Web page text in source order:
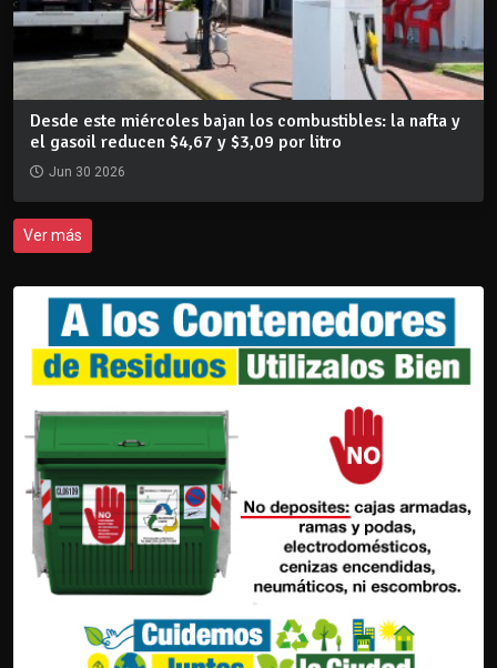
Desde este miércoles bajan los combustibles: la nafta y
el gasoil reducen $4,67 y $3,09 por litro
Jun 30 2026
Ver más